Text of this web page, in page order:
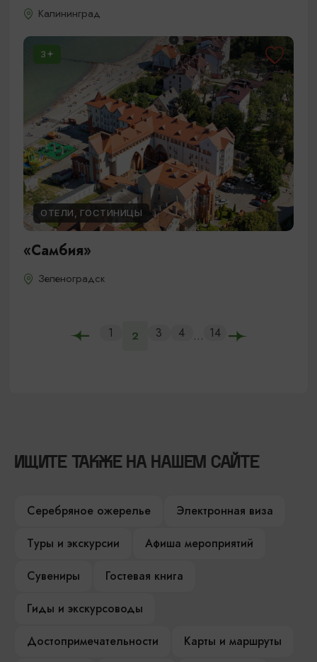
Калининград
3
ОТЕЛИ, ГОСТИНИЦЫ
«Самбия»
Зеленоградск
1 2 3 4 ... 14
ИЩИТЕ ТАКЖЕ НА НАШЕМ САЙТЕ
Серебряное ожерелье
Электронная виза
Туры и экскурсии
Афиша мероприятий
Сувениры
Гостевая книга
Гиды и экскурсоводы
Достопримечательности
Карты и маршруты